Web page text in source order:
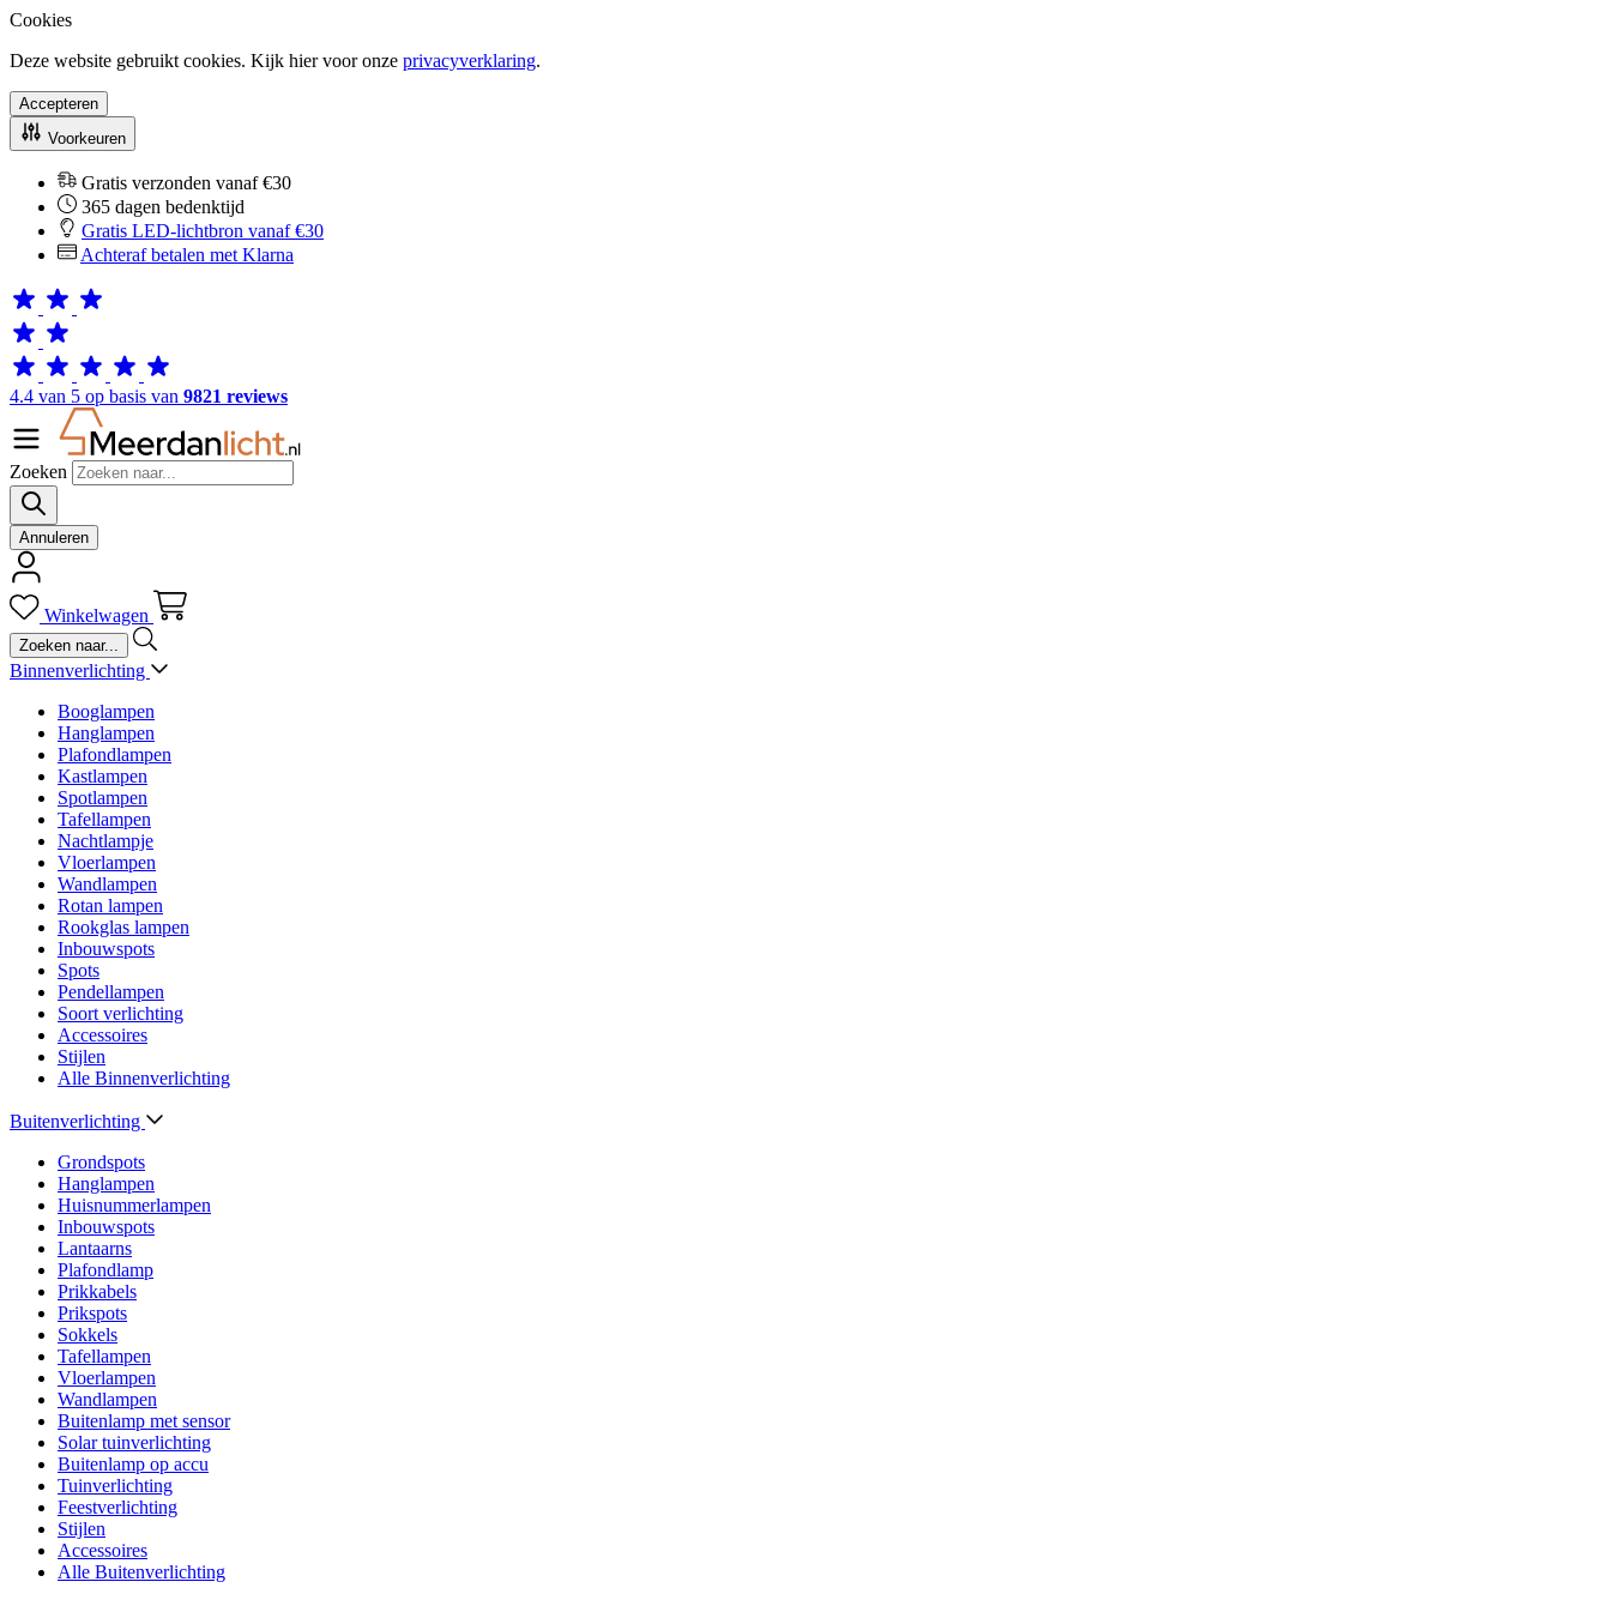
Cookies
Deze website gebruikt cookies. Kijk hier voor onze privacyverklaring.
Accepteren
Voorkeuren
Gratis verzonden vanaf €30
365 dagen bedenktijd
Gratis LED-lichtbron vanaf €30
Achteraf betalen met Klarna
4.4 van 5 op basis van 9821 reviews
Zoeken
Annuleren
Winkelwagen
Binnenverlichting
Booglampen
Hanglampen
Plafondlampen
Kastlampen
Spotlampen
Tafellampen
Nachtlampje
Vloerlampen
Wandlampen
Rotan lampen
Rookglas lampen
Inbouwspots
Spots
Pendellampen
Soort verlichting
Accessoires
Stijlen
Alle Binnenverlichting
Buitenverlichting
Grondspots
Hanglampen
Huisnummerlampen
Inbouwspots
Lantaarns
Plafondlamp
Prikkabels
Prikspots
Sokkels
Tafellampen
Vloerlampen
Wandlampen
Buitenlamp met sensor
Solar tuinverlichting
Buitenlamp op accu
Tuinverlichting
Feestverlichting
Stijlen
Accessoires
Alle Buitenverlichting